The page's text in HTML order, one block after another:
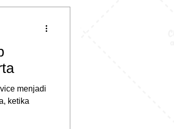
menjadi
ketika